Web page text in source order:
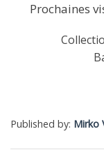
Prochaines
Published by: Mirko